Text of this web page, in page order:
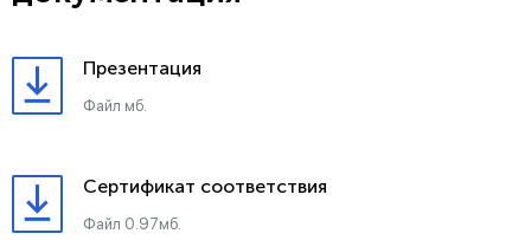
Презентация
Файл мб.
Сертификат соответствия
Файл 0.97мб.